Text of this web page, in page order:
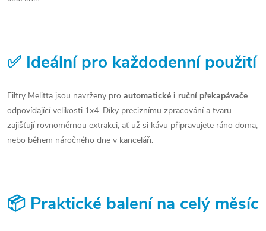
✅ Ideální pro každodenní použití
Filtry Melitta jsou navrženy pro automatické i ruční překapávače
odpovídající velikosti 1x4. Díky preciznímu zpracování a tvaru
zajišťují rovnoměrnou extrakci, ať už si kávu připravujete ráno doma,
nebo během náročného dne v kanceláři.
📦 Praktické balení na celý měsíc